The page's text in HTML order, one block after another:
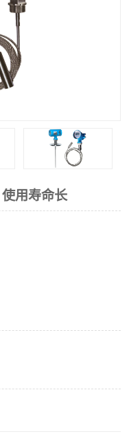
用寿命长
位计
仪
水位计
油站液位仪